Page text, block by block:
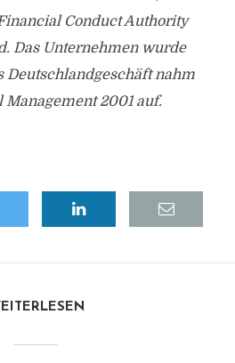
Conduct Authority
Das Unternehmen wurde
Deutschlandgeschäft nahm
Management 2001 auf.